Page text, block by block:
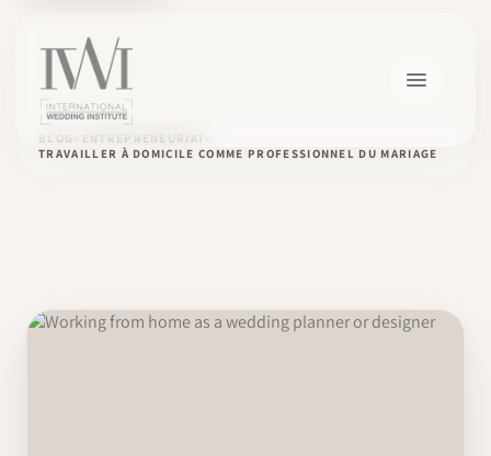
BLOG
ENTREPRENEURIAT
TRAVAILLER À DOMICILE COMME PROFESSIONNEL DU MARIAGE